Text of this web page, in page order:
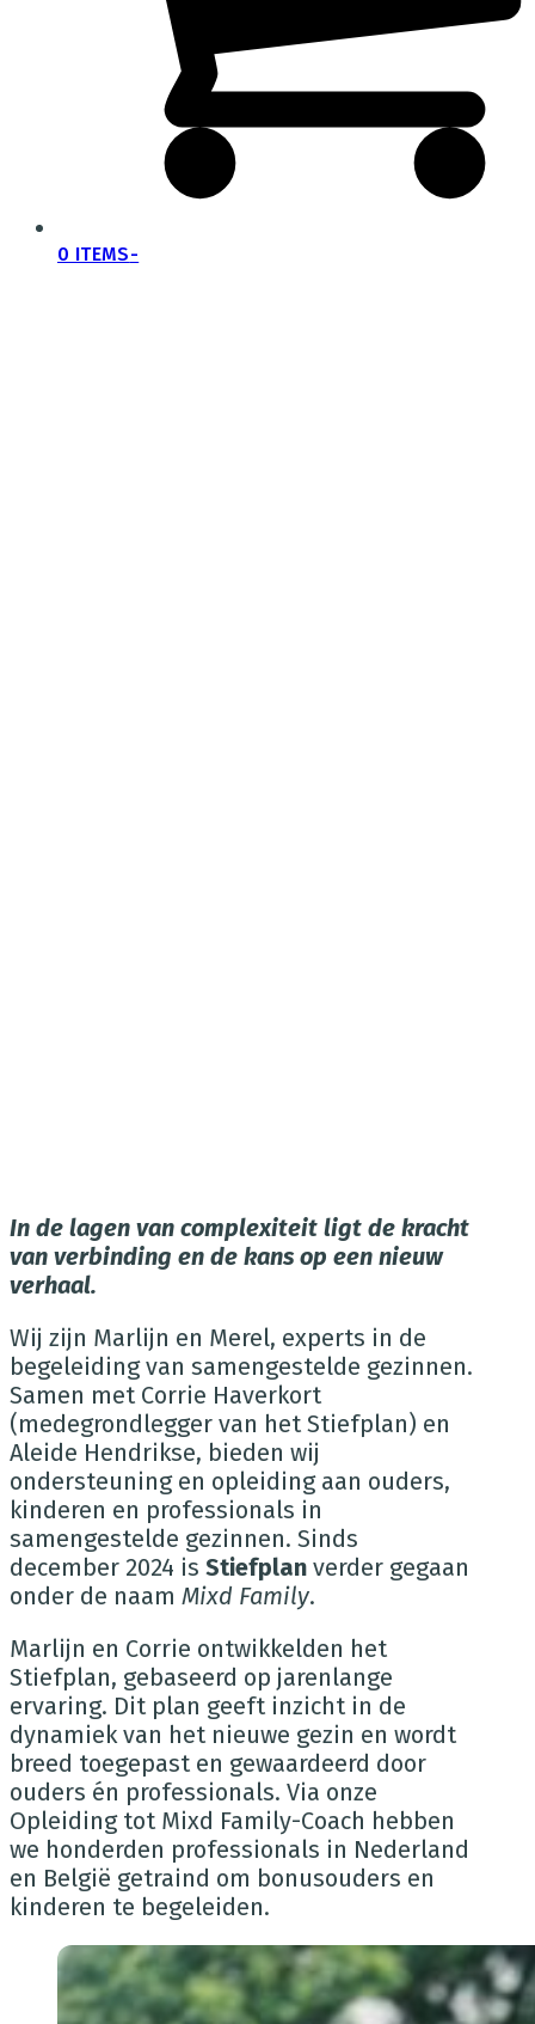
0 ITEMS-
In de lagen van complexiteit ligt de kracht
van verbinding en de kans op een nieuw
verhaal.
Wij zijn Marlijn en Merel, experts in de
begeleiding van samengestelde gezinnen.
Samen met Corrie Haverkort
(medegrondlegger van het Stiefplan) en
Aleide Hendrikse, bieden wij
ondersteuning en opleiding aan ouders,
kinderen en professionals in
samengestelde gezinnen. Sinds
december 2024 is Stiefplan verder gegaan
onder de naam Mixd Family.
Marlijn en Corrie ontwikkelden het
Stiefplan, gebaseerd op jarenlange
ervaring. Dit plan geeft inzicht in de
dynamiek van het nieuwe gezin en wordt
breed toegepast en gewaardeerd door
ouders én professionals. Via onze
Opleiding tot Mixd Family-Coach hebben
we honderden professionals in Nederland
en België getraind om bonusouders en
kinderen te begeleiden.